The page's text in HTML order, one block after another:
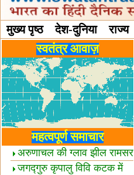
मुख्य पृष्ठ देश-दुनिया राज्य
विविध स्तंभस्वतंत्र आवाज़
महत्वपूर्ण समाचार
अरुणाचल की ग्लाव झील रामसर
स्थल घोषित
जगद्गुरु कृपालु विवि कटक में